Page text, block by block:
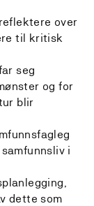
over
til kritisk
seg
og for
blir
i
dette som